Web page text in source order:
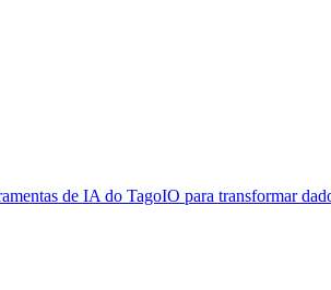
de IA do TagoIO para transformar